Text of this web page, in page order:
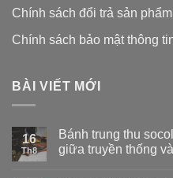
Chính sách đổi trả sản phẩm
Chính sách bảo mật thông
BÀI VIẾT MỚI
16
Th8
Bánh trung thu
giữa truyền thống